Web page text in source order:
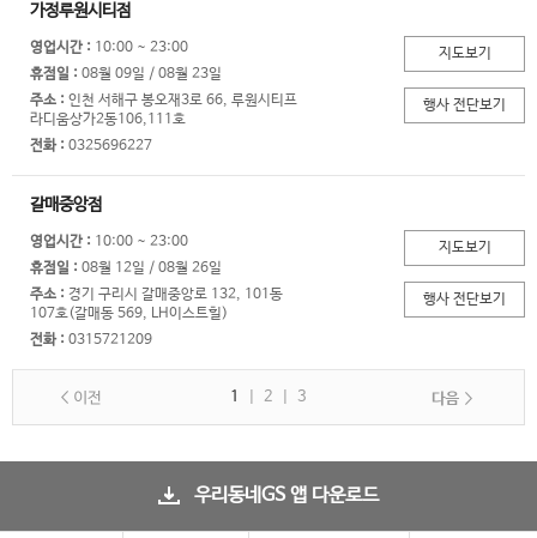
가정루원시티점
영업시간 : 10:00 ~ 23:00
휴점일 : 08월 09일 / 08월 23일
주소 : 인천 서해구 봉오재3로 66, 루원시티프
라디움상가2동106,111호
전화 : 0325696227
지도보기
갈매중앙점
영업시간 : 10:00 ~ 23:00
휴점일 : 08월 12일 / 08월 26일
주소 : 경기 구리시 갈매중앙로 132, 101동
107호(갈매동 569, LH이스트힐)
전화 : 0315721209
지도보기
1 2 3
우리동네GS 앱 다운로드